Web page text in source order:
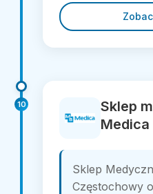
10
Sklep
Medica
Sklep
Częstochowy